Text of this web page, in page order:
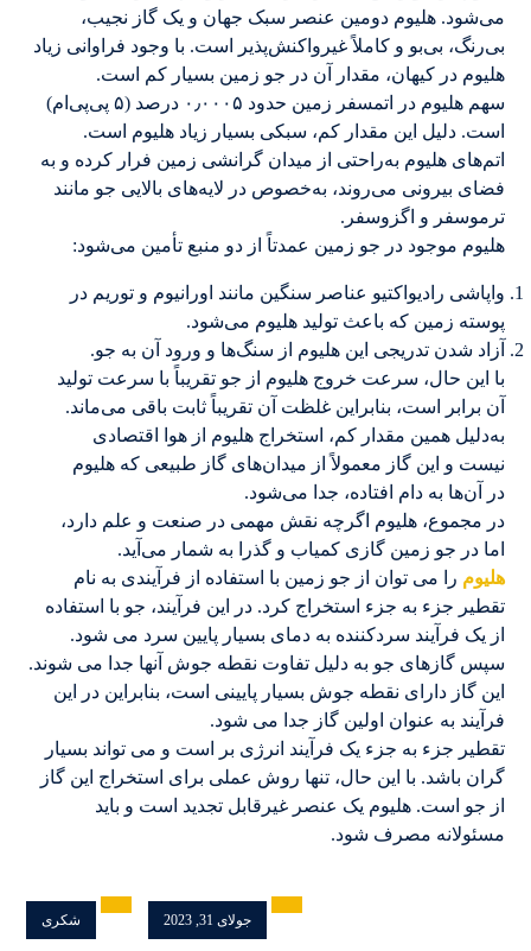
می‌شود. هلیوم دومین عنصر سبک جهان و یک گاز نجیب،
بی‌رنگ، بی‌بو و کاملاً غیرواکنش‌پذیر است. با وجود فراوانی زیاد
هلیوم در کیهان، مقدار آن در جو زمین بسیار کم است.
سهم هلیوم در اتمسفر زمین حدود ۰٫۰۰۰۵ درصد (۵ پی‌پی‌ام)
است. دلیل این مقدار کم، سبکی بسیار زیاد هلیوم است.
اتم‌های هلیوم به‌راحتی از میدان گرانشی زمین فرار کرده و به
فضای بیرونی می‌روند، به‌خصوص در لایه‌های بالایی جو مانند
ترموسفر و اگزوسفر.
هلیوم موجود در جو زمین عمدتاً از دو منبع تأمین می‌شود:
واپاشی رادیواکتیو عناصر سنگین مانند اورانیوم و توریم در
پوسته زمین که باعث تولید هلیوم می‌شود.
آزاد شدن تدریجی این هلیوم از سنگ‌ها و ورود آن به جو.
با این حال، سرعت خروج هلیوم از جو تقریباً با سرعت تولید
آن برابر است، بنابراین غلظت آن تقریباً ثابت باقی می‌ماند.
به‌دلیل همین مقدار کم، استخراج هلیوم از هوا اقتصادی
نیست و این گاز معمولاً از میدان‌های گاز طبیعی که هلیوم
در آن‌ها به دام افتاده، جدا می‌شود.
در مجموع، هلیوم اگرچه نقش مهمی در صنعت و علم دارد،
اما در جو زمین گازی کمیاب و گذرا به شمار می‌آید.
هلیوم را می توان از جو زمین با استفاده از فرآیندی به نام
تقطیر جزء به جزء استخراج کرد. در این فرآیند، جو با استفاده
از یک فرآیند سردکننده به دمای بسیار پایین سرد می شود.
سپس گازهای جو به دلیل تفاوت نقطه جوش آنها جدا می شوند.
این گاز دارای نقطه جوش بسیار پایینی است، بنابراین در این
فرآیند به عنوان اولین گاز جدا می شود.
تقطیر جزء به جزء یک فرآیند انرژی بر است و می تواند بسیار
گران باشد. با این حال، تنها روش عملی برای استخراج این گاز
از جو است. هلیوم یک عنصر غیرقابل تجدید است و باید
مسئولانه مصرف شود.
شکری جولای 31, 2023